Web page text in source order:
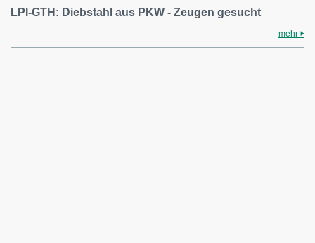
LPI-GTH: Diebstahl aus PKW - Zeugen gesucht
mehr